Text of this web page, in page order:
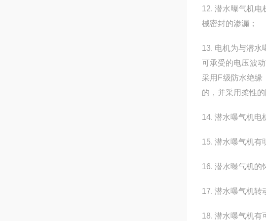
12. 潜水曝气机
械密封的渗漏；
13. 电机为与潜水
可承受的电压波
采用F级防水绝缘
的，并采用柔性的
14. 潜水曝气机电
15. 潜水曝气机有
16. 潜水曝气机的
17. 潜水曝气机转
18. 潜水曝气机有